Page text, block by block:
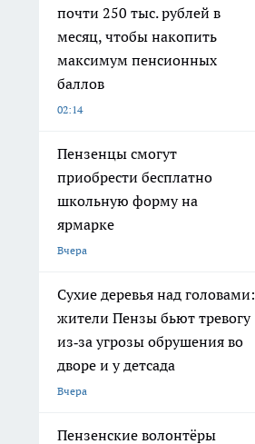
почти 250 тыс. рублей в
месяц, чтобы накопить
максимум пенсионных
баллов
02:14
Пензенцы смогут
приобрести бесплатно
школьную форму на
ярмарке
Вчера
Сухие деревья над головами:
жители Пензы бьют тревогу
из‑за угрозы обрушения во
дворе и у детсада
Вчера
Пензенские волонтёры